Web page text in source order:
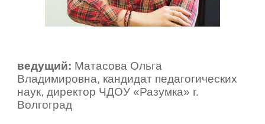
ведущий: Матасова Ольга
Владимировна, кандидат педагогических
наук, директор ЧДОУ «Разумка» г.
Волгоград